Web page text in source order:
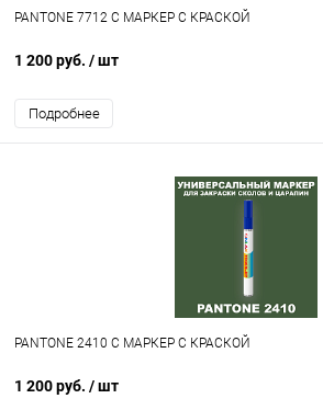
PANTONE 7712 C МАРКЕР С КРАСКОЙ
1 200 руб. / шт
Подробнее
PANTONE 2410 C МАРКЕР С КРАСКОЙ
1 200 руб. / шт